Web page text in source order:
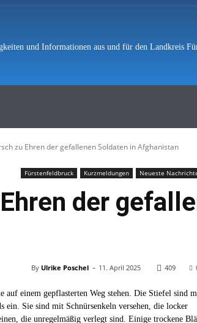
und Informationen aus und für den Landkreis
zu Ehren der gefallenen Soldaten in Afghanistan
Fürstenfeldbruck Kurzmeldungen Neueste
der
By Ulrike Poschel - 11. April 2025 409